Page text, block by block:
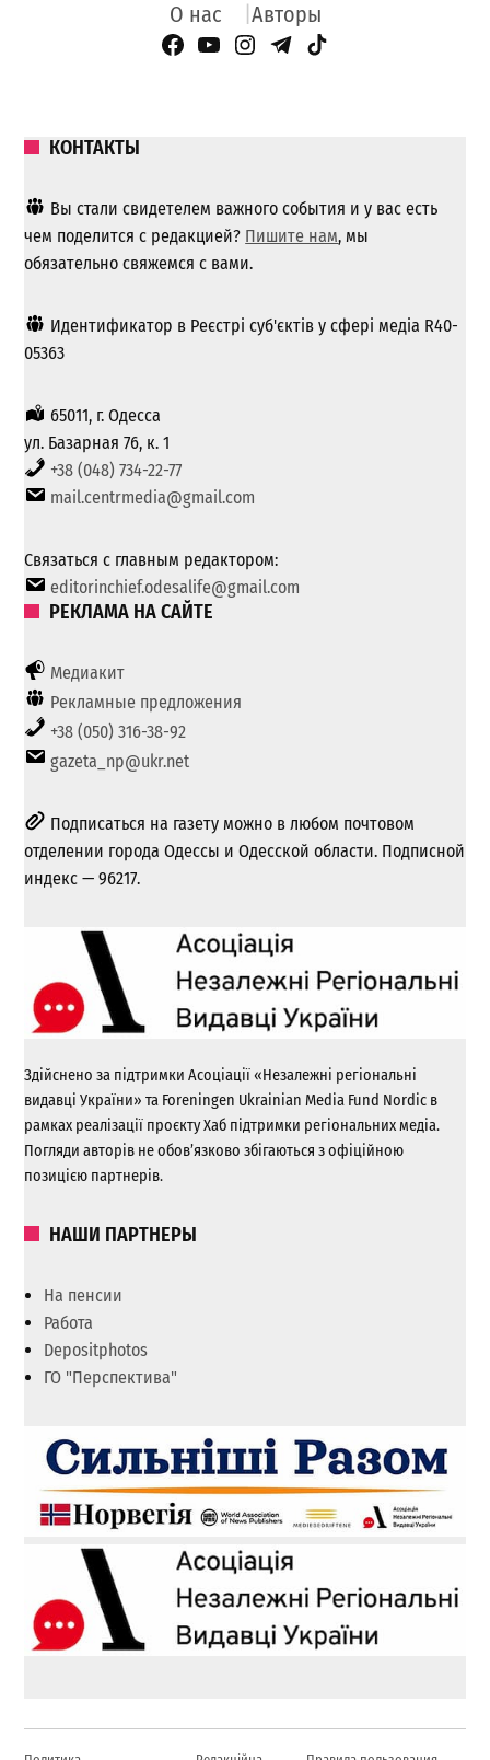
О нас Авторы
Facebook Page
YouTube
Instagram
Telegram
TikTok
КОНТАКТЫ
Вы стали свидетелем важного события и у вас есть
чем поделится с редакцией? Пишите нам, мы
обязательно свяжемся с вами.
Идентификатор в Реєстрі суб'єктів у сфері медіа R40-
05363
65011, г. Одесса
ул. Базарная 76, к. 1
+38 (048) 734-22-77
mail.centrmedia@gmail.com
Связаться с главным редактором:
editorinchief.odesalife@gmail.com
РЕКЛАМА НА САЙТЕ
Медиакит
Рекламные предложения
+38 (050) 316-38-92
gazeta_np@ukr.net
Подписаться на газету можно в любом почтовом
отделении города Одессы и Одесской области. Подписной
индекс — 96217.
Здійснено за підтримки Асоціації «Незалежні регіональні
видавці України» та Foreningen Ukrainian Media Fund Nordic в
рамках реалізації проєкту Хаб підтримки регіональних медіа.
Погляди авторів не обов’язково збігаються з офіційною
позицією партнерів.
НАШИ ПАРТНЕРЫ
На пенсии
Работа
Depositphotos
ГО "Перспектива"